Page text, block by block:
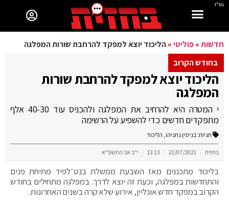
בס"ד
חדשות»פוליטי»הליכוד יוצא למפקד להרחבת שורות המפלגה
בחודש הקרוב
הליכוד יוצא למפקד להרחבת שורות
המפלגה
י המטרה היא להרחיב את המפלגה ולהכניס עוד 40-30 אלף
מתפקדים חדשים כדי להשפיע על הרשימה
תגיות: בנימין נתניהו, הליכוד
בחזית 21/07/2021
13:13 י"ב אב התשפ"א
בליכוד מתכננים מאז השבעת ממשלת בנט־לפיד מתיחת פנים
והתחדשות במפלגה, וכעת זה יוצא לדרך. במפלגה מתחילים בחודש
הקרוב במפקד חדש אונליין, אירוע שלא קרה בשנים האחרונות.